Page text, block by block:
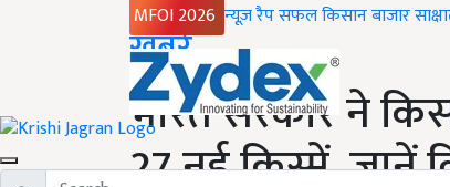
MFOI 2026 न्यूज़ रैपसफल किसानबाजार
Home
ख़बरें
भारत सरकार ने
27 नई किस्में, जानें